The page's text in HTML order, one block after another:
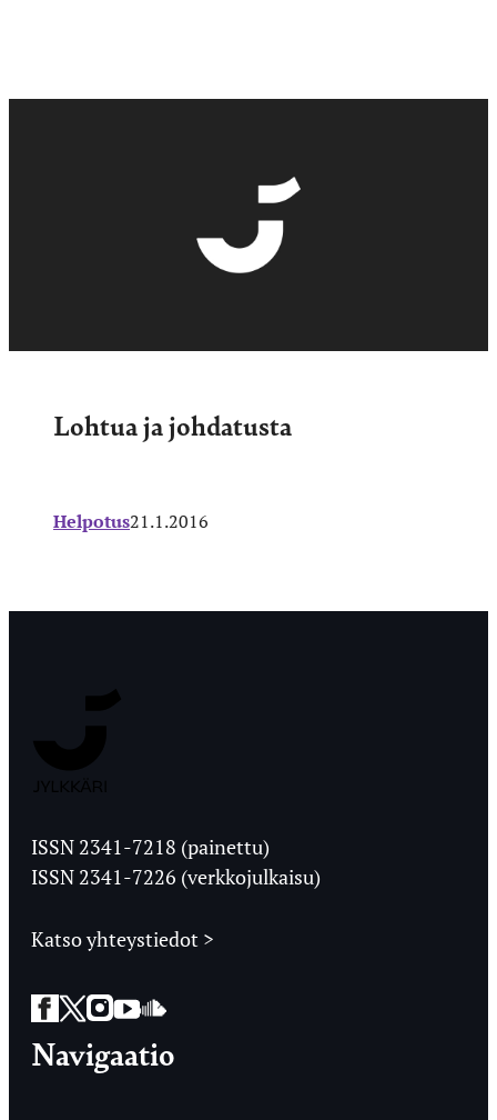
Lohtua ja johdatusta
Helpotus21.1.2016
Ylioppilaslehti
ISSN 2341-7218 (painettu)
ISSN 2341-7226 (verkkojulkaisu)
Katso yhteystiedot >
Facebook
Twitter
Instagram
YouTube
SoundCloud
Navigaatio